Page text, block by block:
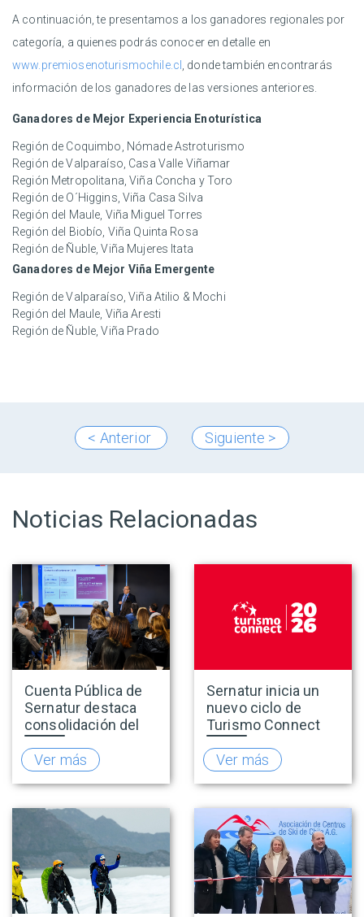
A continuación, te presentamos a los ganadores regionales por
categoría, a quienes podrás conocer en detalle en
www.premiosenoturismochile.cl
, donde también encontrarás
información de los ganadores de las versiones anteriores.
Ganadores de Mejor Experiencia Enoturística
Región de Coquimbo, Nómade Astroturismo
Región de Valparaíso, Casa Valle Viñamar
Región Metropolitana, Viña Concha y Toro
Región de O´Higgins, Viña Casa Silva
Región del Maule, Viña Miguel Torres
Región del Biobío, Viña Quinta Rosa
Región de Ñuble, Viña Mujeres Itata
Ganadores de Mejor Viña Emergente
Región de Valparaíso, Viña Atilio & Mochi
Región del Maule, Viña Aresti
Región de Ñuble, Viña Prado
< Anterior Siguiente >
Noticias Relacionadas
Cuenta Pública de
Sernatur destaca
consolidación del
turismo en 2025 y
presenta hoja de
ruta para fortalecer
la competitividad
del sector
Ver más
Sernatur inicia un
nuevo ciclo de
Turismo Connect
para fortalecer la
inteligencia de
mercado de la
industria turística
Ver más